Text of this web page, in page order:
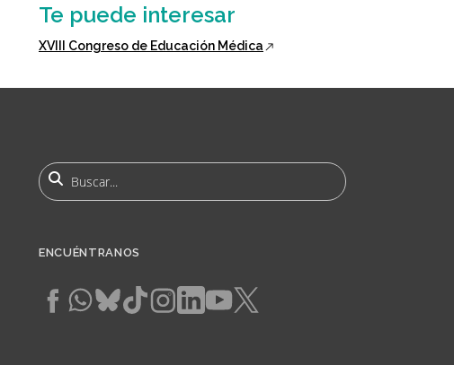
Te puede interesar
XVIII Congreso de Educación Médica
Buscar
ENCUÉNTRANOS